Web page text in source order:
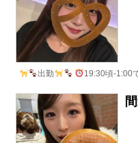
出勤 19:30頃-1:00